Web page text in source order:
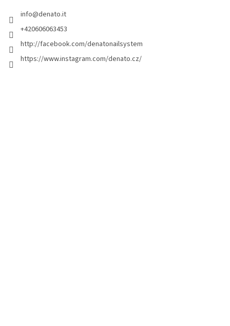
info@denato.it
+420606063453
http://facebook.com/denatonailsystem
https://www.instagram.com/denato.cz/